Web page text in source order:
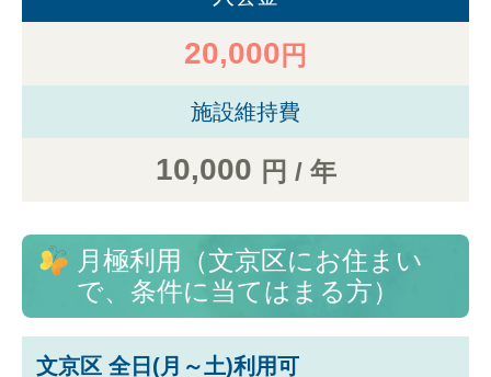
20,000 円
施設維持費
10,000 円 / 年
月極利用（文京区にお住まい
で、条件に当てはまる方）
文京区 全日(月～土)利用可